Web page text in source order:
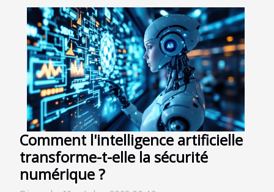
Comment l'intelligence artificielle
transforme-t-elle la sécurité
numérique ?